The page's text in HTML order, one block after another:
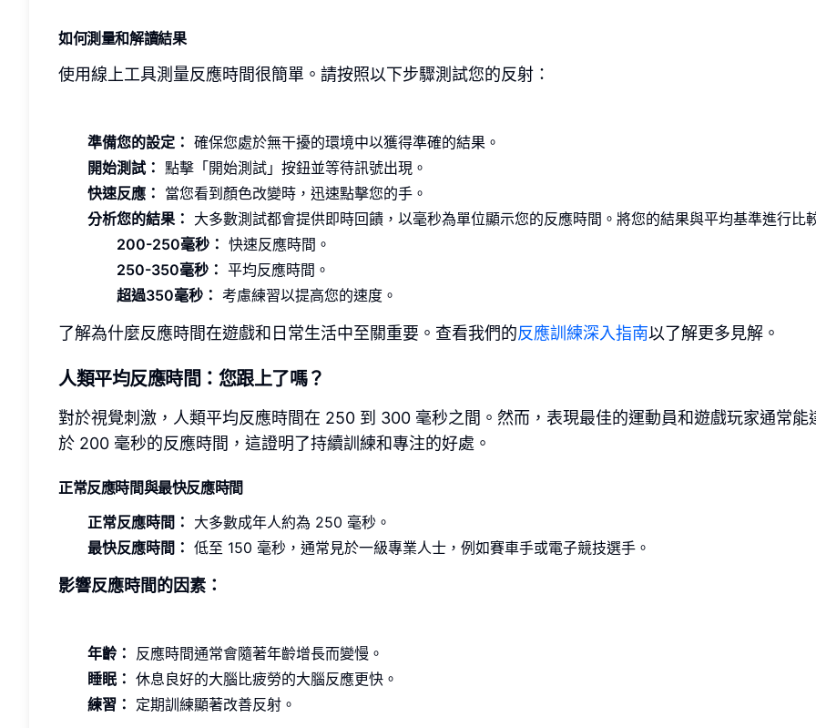
如何測量和解讀結果
使用線上工具測量反應時間很簡單。請按照以下步驟測試您的反射：
準備您的設定： 確保您處於無干擾的環境中以獲得準確的結果。
開始測試： 點擊「開始測試」按鈕並等待訊號出現。
快速反應： 當您看到顏色改變時，迅速點擊您的手。
分析您的結果： 大多數測試都會提供即時回饋，以毫秒為單位顯示您的反應時間。將您的結果與平均基準進行比
200-250毫秒： 快速反應時間。
250-350毫秒： 平均反應時間。
超過350毫秒： 考慮練習以提高您的速度。
了解為什麼反應時間在遊戲和日常生活中至關重要。查看我們的反應訓練深入指南以了解更多見解。
人類平均反應時間：您跟上了嗎？
對於視覺刺激，人類平均反應時間在 250 到 300 毫秒之間。然而，表現最佳的運動員和遊戲玩家通常能
於 200 毫秒的反應時間，這證明了持續訓練和專注的好處。
正常反應時間與最快反應時間
正常反應時間： 大多數成年人約為 250 毫秒。
最快反應時間： 低至 150 毫秒，通常見於一級專業人士，例如賽車手或電子競技選手。
影響反應時間的因素：
年齡：
反應時間通常會隨著年齡增長而變慢。
睡眠： 休息良好的大腦比疲勞的大腦反應更快。
練習： 定期訓練顯著改善反射。